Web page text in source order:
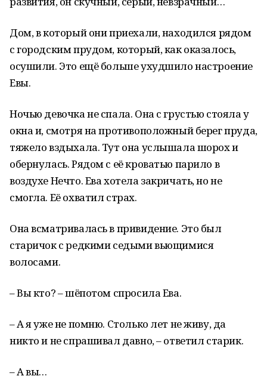
Дом, в который они приехали, находился рядом
с городским прудом, который, как оказалось,
осушили. Это ещё больше ухудшило настроение
Евы.
Ночью девочка не спала. Она с грустью стояла у
окна и, смотря на противоположный берег пруда,
тяжело вздыхала. Тут она услышала шорох и
обернулась. Рядом с её кроватью парило в
воздухе Нечто. Ева хотела закричать, но не
смогла. Её охватил страх.
Она всматривалась в привидение. Это был
старичок с редкими седыми вьющимися
волосами.
– Вы кто? – шёпотом спросила Ева.
– А я уже не помню. Столько лет не живу, да
никто и не спрашивал давно, – ответил старик.
– А вы…